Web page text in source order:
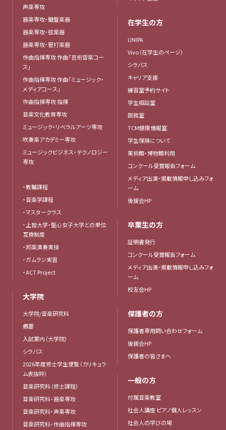
声楽専攻
器楽専攻・鍵盤楽器
器楽専攻・弦楽器
器楽専攻・管打楽器
作曲指揮専攻 作曲「芸術音楽コー
ス」
作曲指揮専攻 作曲「ミュージック・
メディアコース」
作曲指揮専攻 指揮
音楽文化教育専攻
ミュージック・リベラルアーツ専攻
吹奏楽アカデミー専攻
ミュージックビジネス・テクノロジー
専攻
・教職課程
・音楽学課程
・マスタークラス
・上智大学・聖心女子大学との単位
互換制度
・邦楽演奏実技
・ガムラン実習
・ACT Project
大学院
大学院/音楽研究科
概要
入試案内（大学院）
シラバス
2026年度修士学生便覧（カリキュラ
ム表抜粋）
音楽研究科（修士課程）
音楽研究科・器楽専攻
音楽研究科・声楽専攻
音楽研究科・作曲指揮専攻
在学生の方
UNIPA
Vivo（在学生のページ）
シラバス
キャリア支援
練習室予約サイト
学生相談室
医務室
TCM健康情報室
学生保険について
美術館・博物館利用
コンクール受賞報告フォーム
メディア出演・掲載情報申し込みフォ
ーム
後援会HP
卒業生の方
証明書発行
コンクール受賞報告フォーム
メディア出演・掲載情報申し込みフォ
ーム
校友会HP
保護者の方
保護者専用問い合わせフォーム
後援会HP
保護者の皆さまへ
一般の方
付属音楽教室
社会人講座 ピアノ個人レッスン
社会人の学びの場